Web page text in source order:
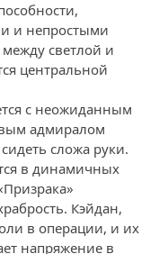
и непростыми
светлой и
центральной
с неожиданным
адмиралом
сложа руки.
в динамичных
Кэйдан,
в операции, и их
напряжение в